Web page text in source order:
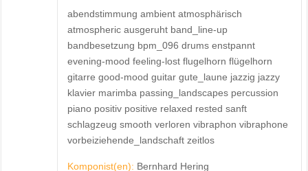
abendstimmung ambient atmosphärisch
atmospheric ausgeruht band_line-up
bandbesetzung bpm_096 drums enstpannt
evening-mood feeling-lost flugelhorn flügelhorn
gitarre good-mood guitar gute_laune jazzig jazzy
klavier marimba passing_landscapes percussion
piano positiv positive relaxed rested sanft
schlagzeug smooth verloren vibraphon vibraphone
vorbeiziehende_landschaft zeitlos
Komponist(en): Bernhard Hering